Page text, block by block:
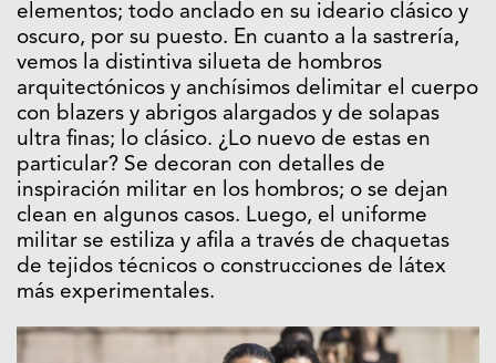
elementos; todo anclado en su ideario clásico y
oscuro, por su puesto. En cuanto a la sastrería,
vemos la distintiva silueta de hombros
arquitectónicos y anchísimos delimitar el cuerpo
con blazers y abrigos alargados y de solapas
ultra finas; lo clásico. ¿Lo nuevo de estas en
particular? Se decoran con detalles de
inspiración militar en los hombros; o se dejan
clean en algunos casos. Luego, el uniforme
militar se estiliza y afila a través de chaquetas
de tejidos técnicos o construcciones de látex
más experimentales.